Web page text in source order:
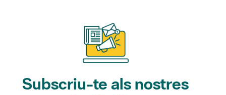
Subscriu-te als nostres
butlletins